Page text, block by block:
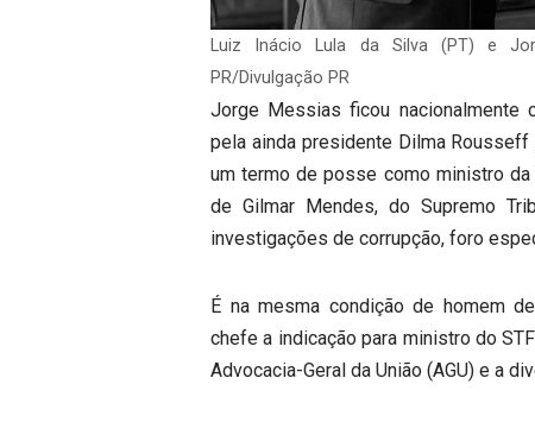
Luiz Inácio Lula da Silva (PT) e
PR/Divulgação PR
Jorge Messias ficou nacionalmente
pela ainda presidente Dilma
um termo de posse como ministro da
de Gilmar Mendes, do Supremo
investigações de corrupção, foro
É na mesma condição de homem
chefe a indicação para ministro do
Advocacia-Geral da União (AGU) e a